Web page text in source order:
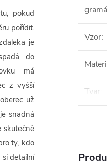
pokud
pořídit.
je
do
má
z vyšší
už
snadná
skutečně
ty, kdo
detailní
Vzor:
Tvar: